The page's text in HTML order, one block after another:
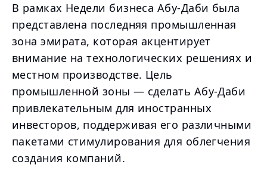
В рамках Недели бизнеса Абу-Даби была
представлена последняя промышленная
зона эмирата, которая акцентирует
внимание на технологических решениях и
местном производстве. Цель
промышленной зоны — сделать Абу-Даби
привлекательным для иностранных
инвесторов, поддерживая его различными
пакетами стимулирования для облегчения
создания компаний.